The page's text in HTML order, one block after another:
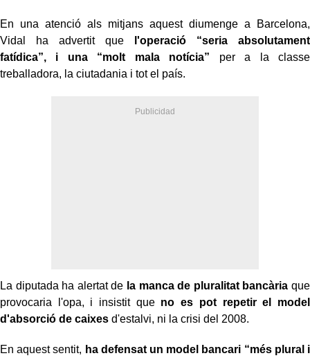
En una atenció als mitjans aquest diumenge a Barcelona,
Vidal ha advertit que
l'operació “seria absolutament
fatídica”, i una “molt mala notícia” per a la classe
treballadora, la ciutadania i tot el país.
La diputada ha alertat de la manca de pluralitat bancària que
provocaria l'opa, i insistit que no es pot repetir el model
d'absorció de caixes d'estalvi, ni la crisi del 2008.
En aquest sentit, ha defensat un model bancari “més plural i